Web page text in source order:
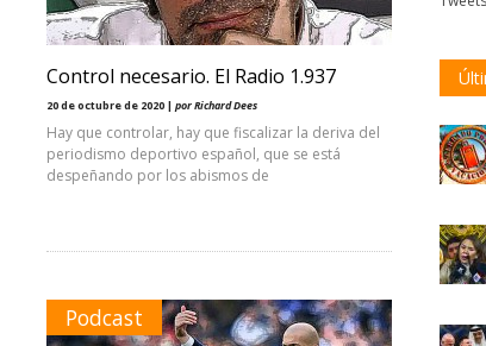
Control necesario. El Radio 1.937
20 de octubre de 2020 | por Richard Dees
Hay que controlar, hay que fiscalizar la deriva del
periodismo deportivo español, que se está
despeñando por los abismos de
Podcast